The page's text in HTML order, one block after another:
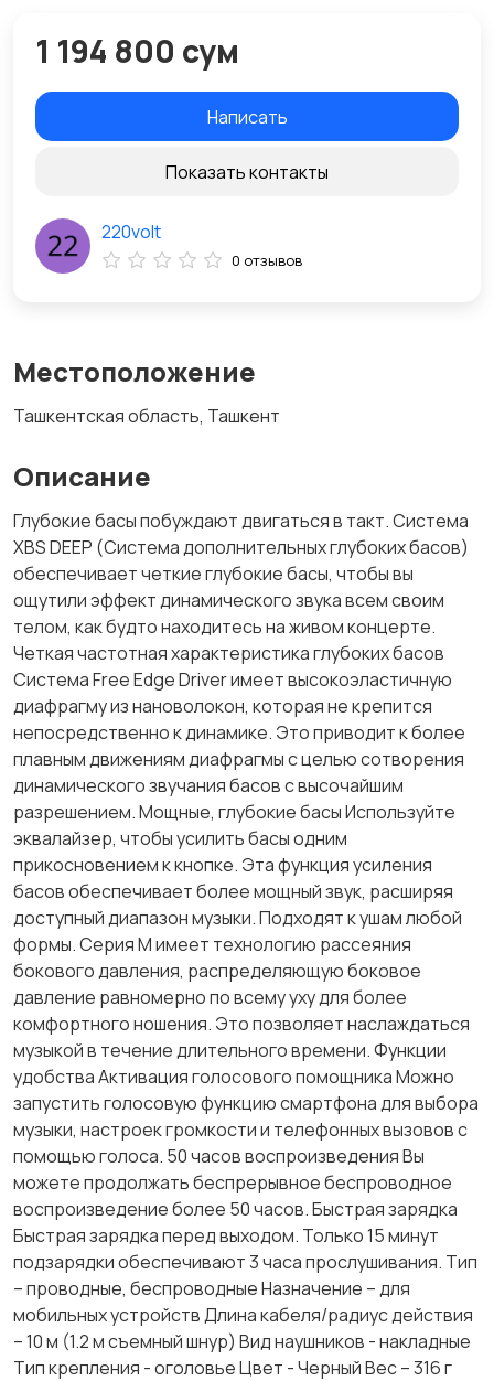
Местоположение
Ташкентская область, Ташкент
Описание
Глубокие басы побуждают двигаться в такт. Система
XBS DEEP (Система дополнительных глубоких басов)
обеспечивает четкие глубокие басы, чтобы вы
ощутили эффект динамического звука всем своим
телом, как будто находитесь на живом концерте.
Четкая частотная характеристика глубоких басов
Система Free Edge Driver имеет высокоэластичную
диафрагму из нановолокон, которая не крепится
непосредственно к динамике. Это приводит к более
плавным движениям диафрагмы с целью сотворения
динамического звучания басов с высочайшим
разрешением. Мощные, глубокие басы Используйте
эквалайзер, чтобы усилить басы одним
прикосновением к кнопке. Эта функция усиления
басов обеспечивает более мощный звук, расширяя
доступный диапазон музыки. Подходят к ушам любой
формы. Серия M имеет технологию рассеяния
бокового давления, распределяющую боковое
давление равномерно по всему уху для более
комфортного ношения. Это позволяет наслаждаться
музыкой в ​​течение длительного времени. Функции
удобства Активация голосового помощника Можно
запустить голосовую функцию смартфона для выбора
музыки, настроек громкости и телефонных вызовов с
помощью голоса. 50 часов воспроизведения Вы
можете продолжать беспрерывное беспроводное
воспроизведение более 50 часов. Быстрая зарядка
Быстрая зарядка перед выходом. Только 15 минут
подзарядки обеспечивают 3 часа прослушивания. Тип
– проводные, беспроводные Назначение – для
мобильных устройств Длина кабеля/радиус действия
– 10 м (1.2 м съемный шнур) Вид наушников - накладные
Тип крепления - оголовье Цвет - Черный Вес – 316 г
1 194 800 сум
Написать
Показать контакты
220volt
0 отзывов